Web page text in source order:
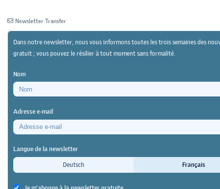
04/12/23 Recherche
Jobs for Future
Le choix d’un métier sous le signe
de la durabilité
Newsletter Transfer
Dans notre newsletter, nous vous informons toutes les trois semaines des
gratuit ; vous pouvez le résilier à tout moment sans formalité.
Nom
Adresse e-mail
Langue de la newsletter
Deutsch
Français